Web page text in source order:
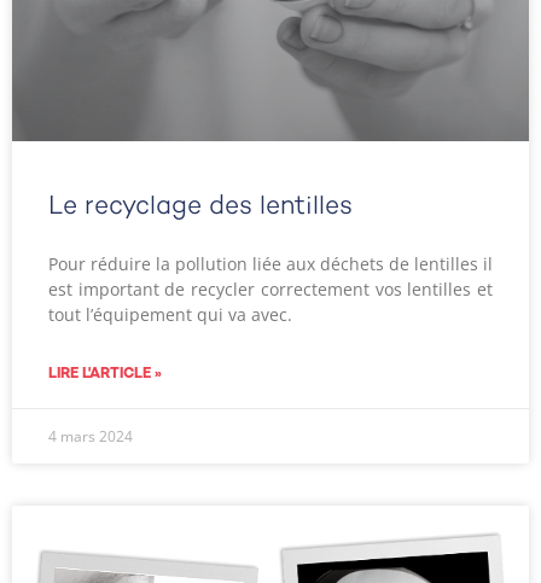
Le recyclage des lentilles
Pour réduire la pollution liée aux déchets de lentilles il
est important de recycler correctement vos lentilles et
tout l’équipement qui va avec.
LIRE L'ARTICLE »
4 mars 2024